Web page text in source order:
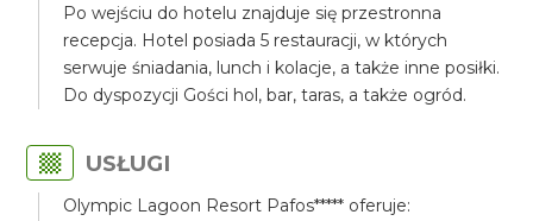
Po wejściu do hotelu znajduje się przestronna
recepcja. Hotel posiada 5 restauracji, w których
serwuje śniadania, lunch i kolacje, a także inne posiłki.
Do dyspozycji Gości hol, bar, taras, a także ogród.
USŁUGI
Olympic Lagoon Resort Pafos***** oferuje: